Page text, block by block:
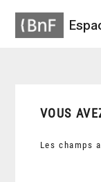
VOUS
Les champs